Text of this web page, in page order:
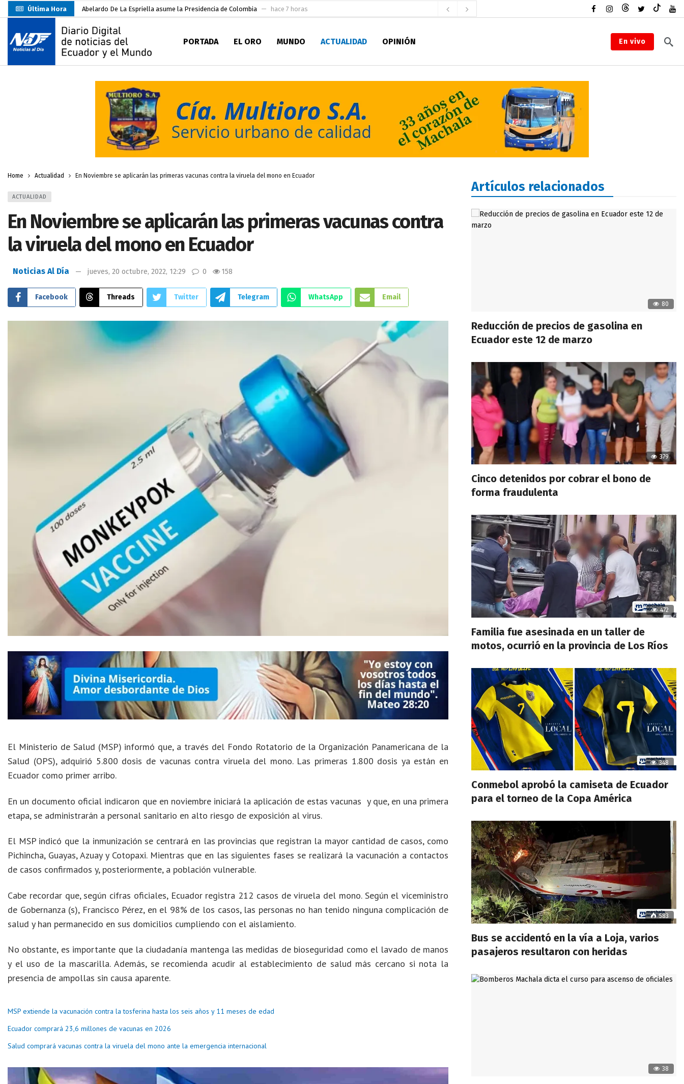
Última Hora Abelardo De La Espriella asume la Presidencia de Colombia hace 7 horas
Sin objeciones la candidatura de Carlos Rodríguez para la Alcaldía de Machala
Más de 3.800 escuelas estarían en riesgo por El Niño hace 18 horas
Nuevo Santa Rosa Sporting Club inicia su camino en la Serie A del Fútbol Femenino Nacional 2026
Unidad Popular confirma acuerdo político con RC, socialismo y Lista 70 en Pichincha y varias provincias
Delegación de El Oro fiscaliza propaganda electoral hace 2 días
Gobierno Estudiantil Ugartino 2026-2027, fue posesionado hace 2 días
Darwin Pereira oficializa su candidatura a la alcaldía de Machala hace 5 horas
PORTADA EL ORO MUNDO ACTUALIDAD OPINIÓN En vivo
Home Actualidad En Noviembre se aplicarán las primeras vacunas contra la viruela del mono en Ecuador
ACTUALIDAD
En Noviembre se aplicarán las primeras vacunas contra
la viruela del mono en Ecuador
Noticias Al Día jueves, 20 octubre, 2022, 12:29 0 158
Facebook Threads Twitter Telegram WhatsApp Email
El Ministerio de Salud (MSP) informó que, a través del Fondo Rotatorio de la Organización Panamericana de la
Salud (OPS), adquirió 5.800 dosis de vacunas contra viruela del mono. Las primeras 1.800 dosis ya están en
Ecuador como primer arribo.
En un documento oficial indicaron que en noviembre iniciará la aplicación de estas vacunas y que, en una primera
etapa, se administrarán a personal sanitario en alto riesgo de exposición al virus.
El MSP indicó que la inmunización se centrará en las provincias que registran la mayor cantidad de casos, como
Pichincha, Guayas, Azuay y Cotopaxi. Mientras que en las siguientes fases se realizará la vacunación a contactos
de casos confirmados y, posteriormente, a población vulnerable.
Cabe recordar que, según cifras oficiales, Ecuador registra 212 casos de viruela del mono. Según el viceministro
de Gobernanza (s), Francisco Pérez, en el 98% de los casos, las personas no han tenido ninguna complicación de
salud y han permanecido en sus domicilios cumpliendo con el aislamiento.
No obstante, es importante que la ciudadanía mantenga las medidas de bioseguridad como el lavado de manos
y el uso de la mascarilla. Además, se recomienda acudir al establecimiento de salud más cercano si nota la
presencia de ampollas sin causa aparente.
MSP extiende la vacunación contra la tosferina hasta los seis años y 11 meses de edad
Ecuador comprará 23,6 millones de vacunas en 2026
Salud comprará vacunas contra la viruela del mono ante la emergencia internacional
Artículos relacionados
80
Reducción de precios de gasolina en
Ecuador este 12 de marzo
379
Cinco detenidos por cobrar el bono de
forma fraudulenta
472
Familia fue asesinada en un taller de
motos, ocurrió en la provincia de Los Ríos
348
Conmebol aprobó la camiseta de Ecuador
para el torneo de la Copa América
583
Bus se accidentó en la vía a Loja, varios
pasajeros resultaron con heridas
38